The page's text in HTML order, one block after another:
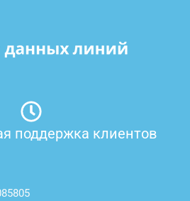
поддержка клиентов